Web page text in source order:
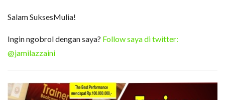
Salam SuksesMulia!
Ingin ngobrol dengan saya? Follow saya di twitter:
@jamilazzaini